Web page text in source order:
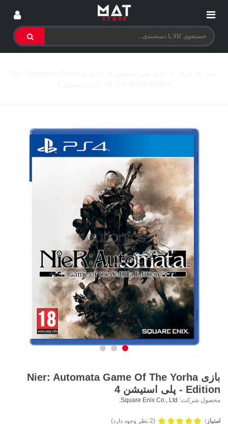
بازی Nier: Automata Game Of The Yorha
Edition - پلی استیشن 4
محصول شرکت: Square Enix Co., Ltd.
امتیاز: (2 نظر وجود دارد)